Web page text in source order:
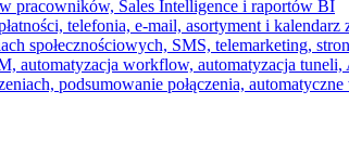
pracowników, Sales Intelligence i raportów BI
telefonia, e-mail, asortyment i kalendarz
społecznościowych, SMS, telemarketing,
automatyzacja workflow, automatyzacja tuneli,
podsumowanie połączenia,